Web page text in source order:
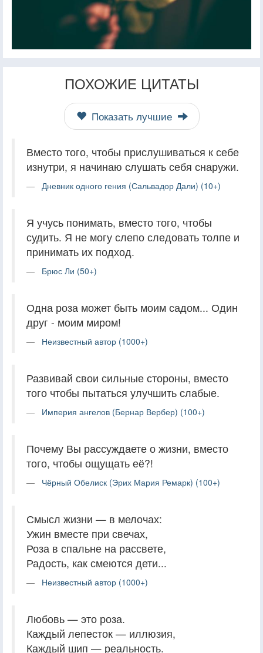
ПОХОЖИЕ ЦИТАТЫ
Показать лучшие
Вместо того, чтобы прислушиваться к себе
изнутри, я начинаю слушать себя снаружи.
Дневник одного гения (Сальвадор Дали) (10+)
Я учусь понимать, вместо того, чтобы
судить. Я не могу слепо следовать толпе и
принимать их подход.
Брюс Ли (50+)
Одна роза может быть моим садом... Один
друг - моим миром!
Неизвестный автор (1000+)
Развивай свои сильные стороны, вместо
того чтобы пытаться улучшить слабые.
Империя ангелов (Бернар Вербер) (100+)
Почему Вы рассуждаете о жизни, вместо
того, чтобы ощущать её?!
Чёрный Обелиск (Эрих Мария Ремарк) (100+)
Смысл жизни — в мелочах:
Ужин вместе при свечах,
Роза в спальне на рассвете,
Радость, как смеются дети...
Неизвестный автор (1000+)
Любовь — это роза.
Каждый лепесток — иллюзия,
Каждый шип — реальность.